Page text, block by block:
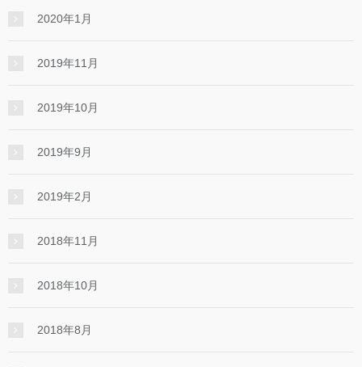
2020年1月
2019年11月
2019年10月
2019年9月
2019年2月
2018年11月
2018年10月
2018年8月